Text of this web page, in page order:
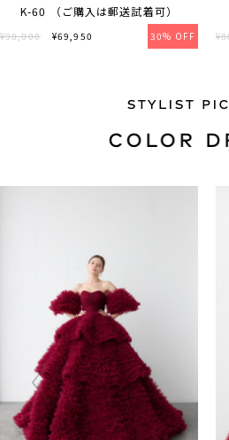
K-60 （ご購入は郵送試着可）
¥98,000 ¥69,950 30% OFF